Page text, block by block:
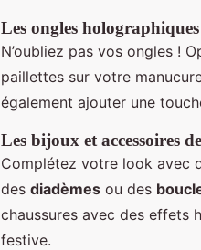
Les ongles holographiques
N’oubliez pas vos ongles !
paillettes sur votre
également ajouter une
Les bijoux et accessoires
Complétez votre look avec
des diadèmes ou des
chaussures avec des effets
festive.